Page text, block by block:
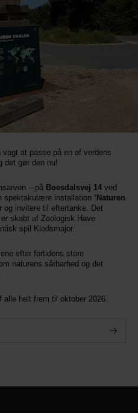
at passe på en af verdens
det gør den nu!
– på Boesdalsvej 14 ved
spektakulære installation ’Naturen
invitere til eftertanke. Det
skabt af Zoologisk Have
spil Klodsmajor.
efter fortidens store
naturens sårbarhed og det
alle helt frem til oktober 2026.